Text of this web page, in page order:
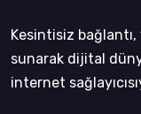
Kesintisiz
sunarak dijital
internet